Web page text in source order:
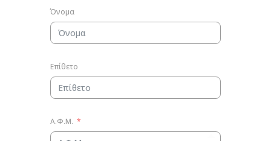
Όνομα
Επίθετο
Α.Φ.Μ.